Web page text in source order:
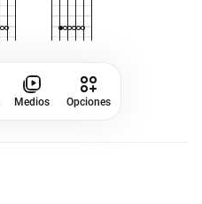
Medios Opciones